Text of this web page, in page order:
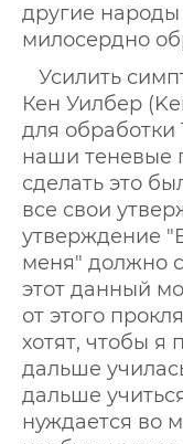
другие
милосердно
Усилить
Кен Уилбер
для
наши теневые
сделать это
все свои
утверждение
меня" должно
этот данный
от этого
хотят, чтобы я
дальше
дальше
нуждается во